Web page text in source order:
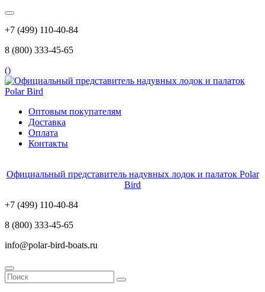
+7 (499) 110-40-84
8 (800) 333-45-65
()
Оптовым покупателям
Доставка
Оплата
Контакты
Официальный представитель надувных лодок и палаток Polar
Bird
+7 (499) 110-40-84
8 (800) 333-45-65
info@polar-bird-boats.ru